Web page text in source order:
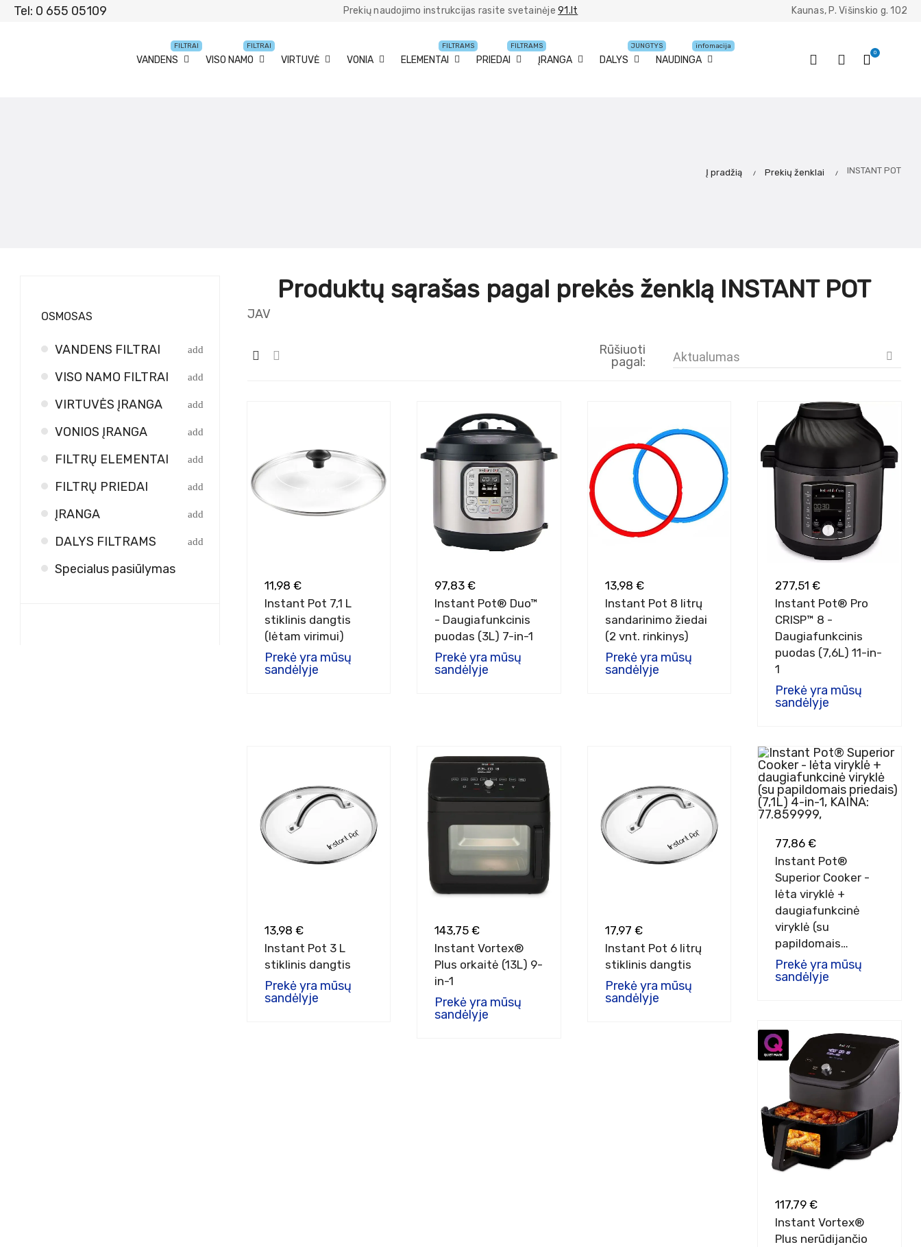
Tel: 0 655 05109 Prekių naudojimo instrukcijas rasite svetainėje91.lt Kaunas, P. Višinskio g. 102
VANDENS
FILTRAI
VISO NAMO
FILTRAI
VIRTUVĖ VONIA ELEMENTAI
FILTRAMS
PRIEDAI
FILTRAMS
ĮRANGA DALYS
JUNGTYS
NAUDINGA
infomacija
0
Į pradžią Prekių ženklai INSTANT POT
OSMOSAS
VANDENS FILTRAI
VISO NAMO FILTRAI
VIRTUVĖS ĮRANGA
VONIOS ĮRANGA
FILTRŲ ELEMENTAI
FILTRŲ PRIEDAI
ĮRANGA
DALYS FILTRAMS
Specialus pasiūlymas
Produktų sąrašas pagal prekės ženklą INSTANT POT
JAV
Rūšiuoti
pagal:
Aktualumas 
11,98 €
Instant Pot 7,1 L
stiklinis dangtis
(lėtam virimui)
Prekė yra mūsų
sandėlyje
97,83 €
Instant Pot® Duo™
- Daugiafunkcinis
puodas (3L) 7-in-1
Prekė yra mūsų
sandėlyje
13,98 €
Instant Pot 8 litrų
sandarinimo žiedai
(2 vnt. rinkinys)
Prekė yra mūsų
sandėlyje
277,51 €
Instant Pot® Pro
CRISP™ 8 -
Daugiafunkcinis
puodas (7,6L) 11-in-
1
Prekė yra mūsų
sandėlyje
13,98 €
Instant Pot 3 L
stiklinis dangtis
Prekė yra mūsų
sandėlyje
143,75 €
Instant Vortex®
Plus orkaitė (13L) 9-
in-1
Prekė yra mūsų
sandėlyje
17,97 €
Instant Pot 6 litrų
stiklinis dangtis
Prekė yra mūsų
sandėlyje
77,86 €
Instant Pot®
Superior Cooker -
lėta viryklė +
daugiafunkcinė
viryklė (su
papildomais
priedais) (7,1L) 4-in-
1
Prekė yra mūsų
sandėlyje
117,79 €
Instant Vortex®
Plus nerūdijančio